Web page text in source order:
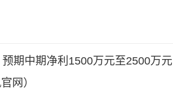
期中期净利1500万元至2500万元
网）